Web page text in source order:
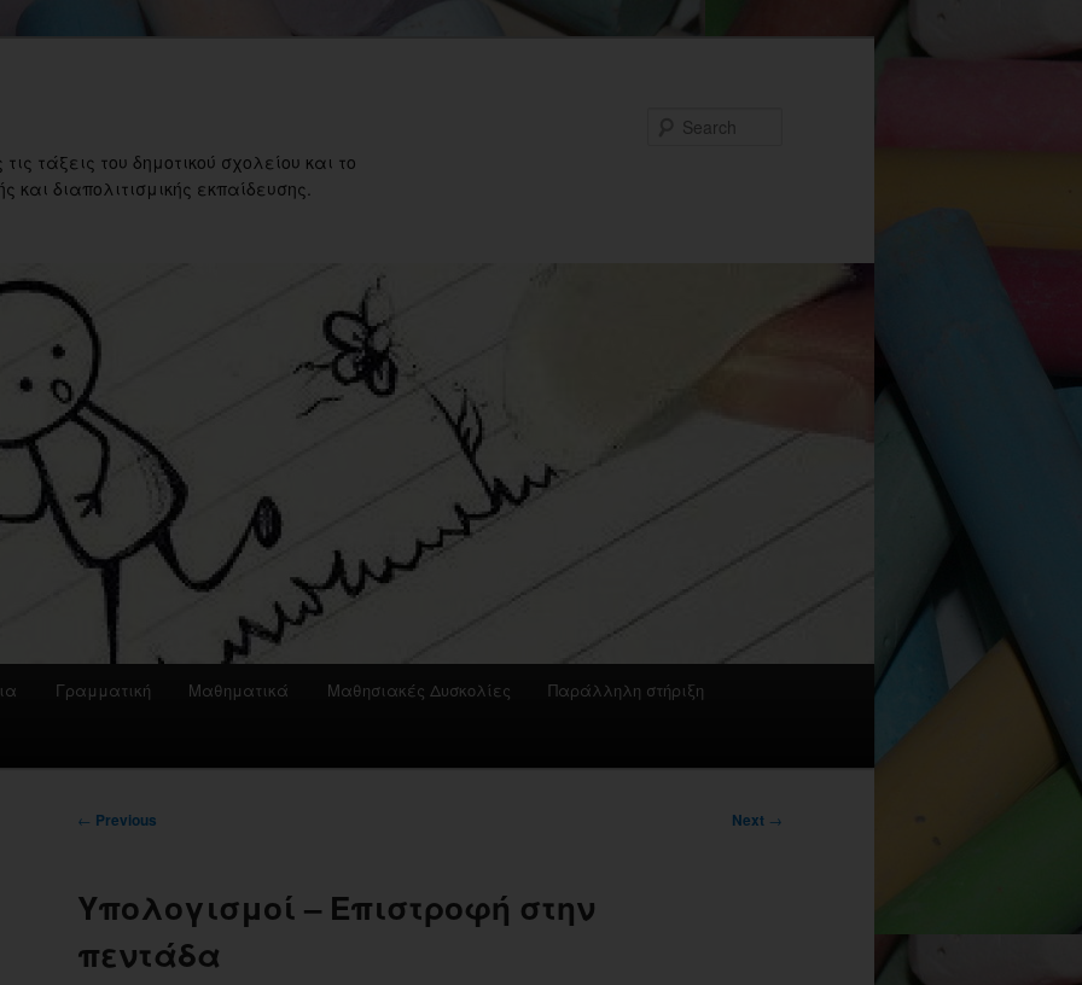
τάξεις του δημοτικού σχολείου και το
διαπολιτισμικής εκπαίδευσης.
Γραμματική Μαθηματικά Μαθησιακές Δυσκολίες Παράλληλη στήριξη
Post
← Previous Next →
Υπολογισμοί – Επιστροφή στην
πεντάδα